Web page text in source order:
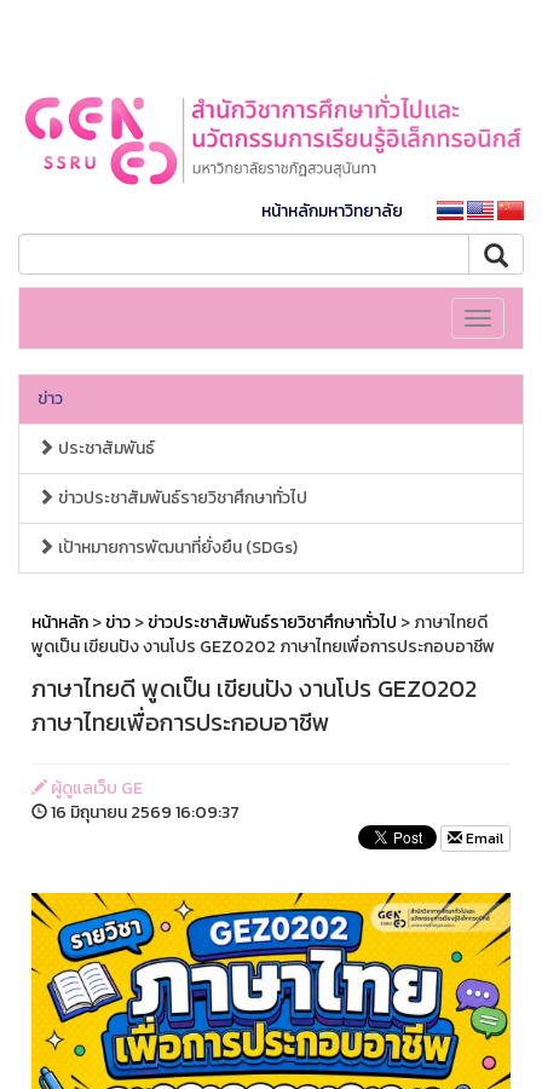
หน้าหลักมหาวิทยาลัย
Toggle
ข่าว
ประชาสัมพันธ์
ข่าวประชาสัมพันธ์รายวิชาศึกษาทั่วไป
เป้าหมายการพัฒนาที่ยั่งยืน (SDGs)
หน้าหลัก>ข่าว>ข่าวประชาสัมพันธ์รายวิชาศึกษาทั่วไป > ภาษาไทยดี
พูดเป็น เขียนปัง งานโปร GEZ0202 ภาษาไทยเพื่อการประกอบอาชีพ
ภาษาไทยดี พูดเป็น เขียนปัง งานโปร GEZ0202
ภาษาไทยเพื่อการประกอบอาชีพ
ผู้ดูแลเว็บ GE
16 มิถุนายน 2569 16:09:37
Email